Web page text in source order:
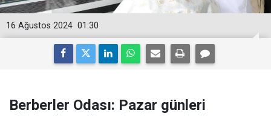
01:30
16 Ağustos 2024
Berberler Odası: Pazar günleri